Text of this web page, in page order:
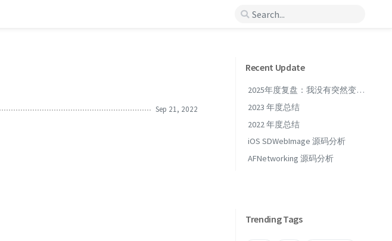
Sep 21, 2022
Recent Update
2025年度复盘：我没有突然变
强，但我开始真正长大了
2023 年度总结
2022 年度总结
iOS SDWebImage 源码分析
AFNetworking 源码分析
Trending Tags